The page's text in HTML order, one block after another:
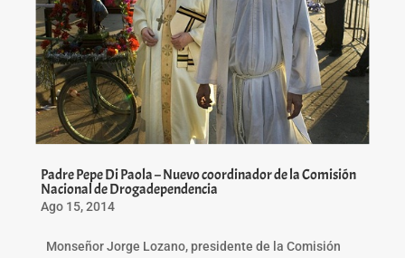
Padre Pepe Di Paola – Nuevo coordinador de la Comisión
Nacional de Drogadependencia
Ago 15, 2014
Monseñor Jorge Lozano, presidente de la Comisión